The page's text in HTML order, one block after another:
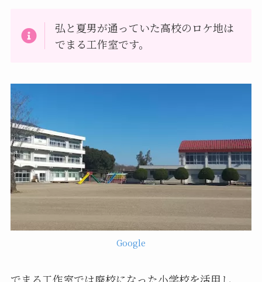
弘と夏男が通っていた高校のロケ地は
でまる工作室です。
Google
でまる工作室では廃校になった小学校を活用し